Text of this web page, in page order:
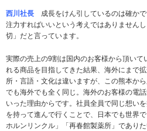
西川社長 成長をけん引しているのは確か
注力すればいいという考えではありません
切」だと言っています。
実際の売上の9割は国内のお客様から頂いて
れる商品を目指してきた結果、海外にまで
所・言語・文化は違いますが、この熊本か
でも海外でも全く同じ。海外のお客様の電
いった理由からです。社員全員で同じ想い
を持って進んで行くことで、日本でも世界
ホルンリンクル」「再春館製薬所」でありた